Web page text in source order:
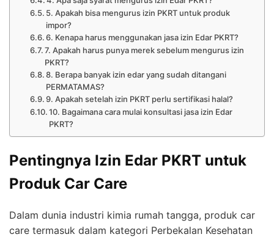
5. Apakah bisa mengurus izin PKRT untuk produk
impor?
6. Kenapa harus menggunakan jasa izin Edar PKRT?
7. Apakah harus punya merek sebelum mengurus izin
PKRT?
8. Berapa banyak izin edar yang sudah ditangani
PERMATAMAS?
9. Apakah setelah izin PKRT perlu sertifikasi halal?
10. Bagaimana cara mulai konsultasi jasa izin Edar
PKRT?
Pentingnya Izin Edar PKRT untuk
Produk Car Care
Dalam dunia industri kimia rumah tangga, produk car
care termasuk dalam kategori Perbekalan Kesehatan